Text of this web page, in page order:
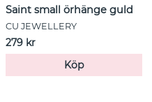
Saint small örhänge guld
CU JEWELLERY
279 kr
Köp